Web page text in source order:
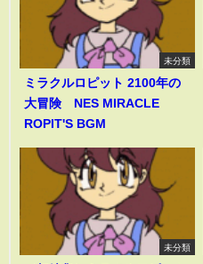
未分類
ミラクルロピット 2100年の
大冒険 NES MIRACLE
ROPIT'S BGM
未分類